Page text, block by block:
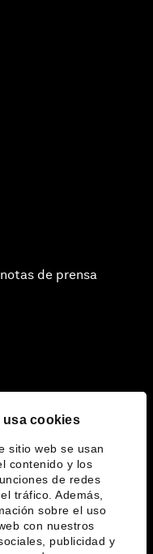
usa cookies
sitio web se usan
contenido y los
de redes
tráfico. Además,
sobre el uso
con nuestros
publicidad y
de prensa